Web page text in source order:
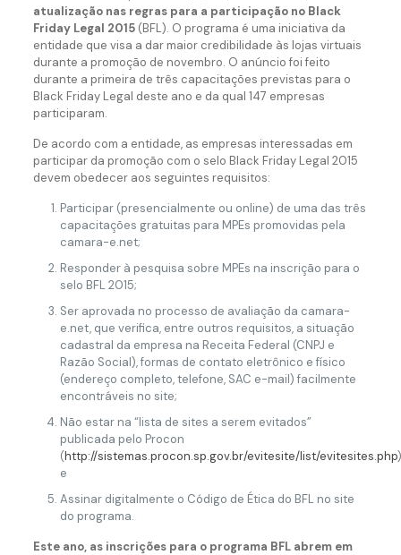
atualização nas regras para a participação no Black
Friday Legal 2015(BFL). O programa é uma iniciativa da
entidade que visa a dar maior credibilidade às lojas virtuais
durante a promoção de novembro. O anúncio foi feito
durante a primeira de três capacitações previstas para o
Black Friday Legal deste ano e da qual 147 empresas
participaram.
De acordo com a entidade, as empresas interessadas em
participar da promoção com o selo Black Friday Legal 2015
devem obedecer aos seguintes requisitos:
Participar (presencialmente ou online) de uma das três
capacitações gratuitas para MPEs promovidas pela
camara-e.net;
Responder à pesquisa sobre MPEs na inscrição para o
selo BFL 2015;
Ser aprovada no processo de avaliação da camara-
e.net, que verifica, entre outros requisitos, a situação
cadastral da empresa na Receita Federal (CNPJ e
Razão Social), formas de contato eletrônico e físico
(endereço completo, telefone, SAC e-mail) facilmente
encontráveis no site;
Não estar na “lista de sites a serem evitados”
publicada pelo Procon
(http://sistemas.procon.sp.gov.br/evitesite/list/evitesites.php
e
Assinar digitalmente o Código de Ética do BFL no site
do programa.
Este ano, as inscrições para o programa BFL abrem em